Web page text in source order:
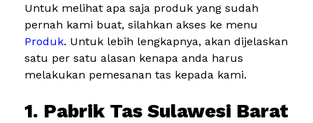
Untuk melihat apa saja produk yang sudah
pernah kami buat, silahkan akses ke menu
Produk. Untuk lebih lengkapnya, akan dijelaskan
satu per satu alasan kenapa anda harus
melakukan pemesanan tas kepada kami.
1. Pabrik Tas Sulawesi Barat